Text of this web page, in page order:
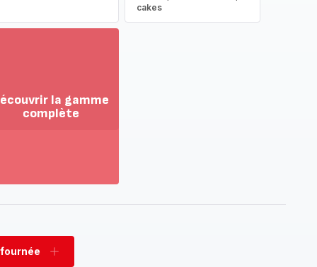
cakes
la gamme
complète
fournée
Ajouter